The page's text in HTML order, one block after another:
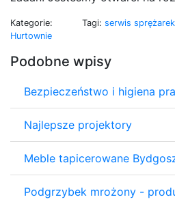
Kategorie:
Hurtownie
Tagi: serwis sprężarek
Podobne wpisy
Bezpieczeństwo i higiena
Najlepsze projektory
Meble tapicerowane
Podgrzybek mrożony -